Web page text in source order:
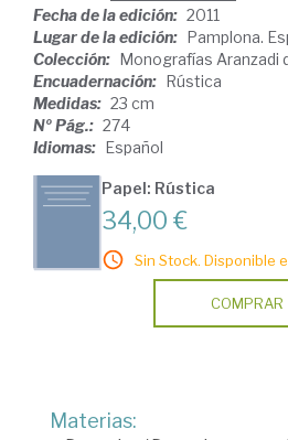
Fecha de la edición: 2011
Lugar de la edición: Pamplona.
Colección: Monografías Aranzadi
Encuadernación: Rústica
Medidas: 23 cm
Nº Pág.: 274
Idiomas: Español
Papel: Rústica
34,00 €
Sin Stock. Disponible
COMPRAR
Materias: